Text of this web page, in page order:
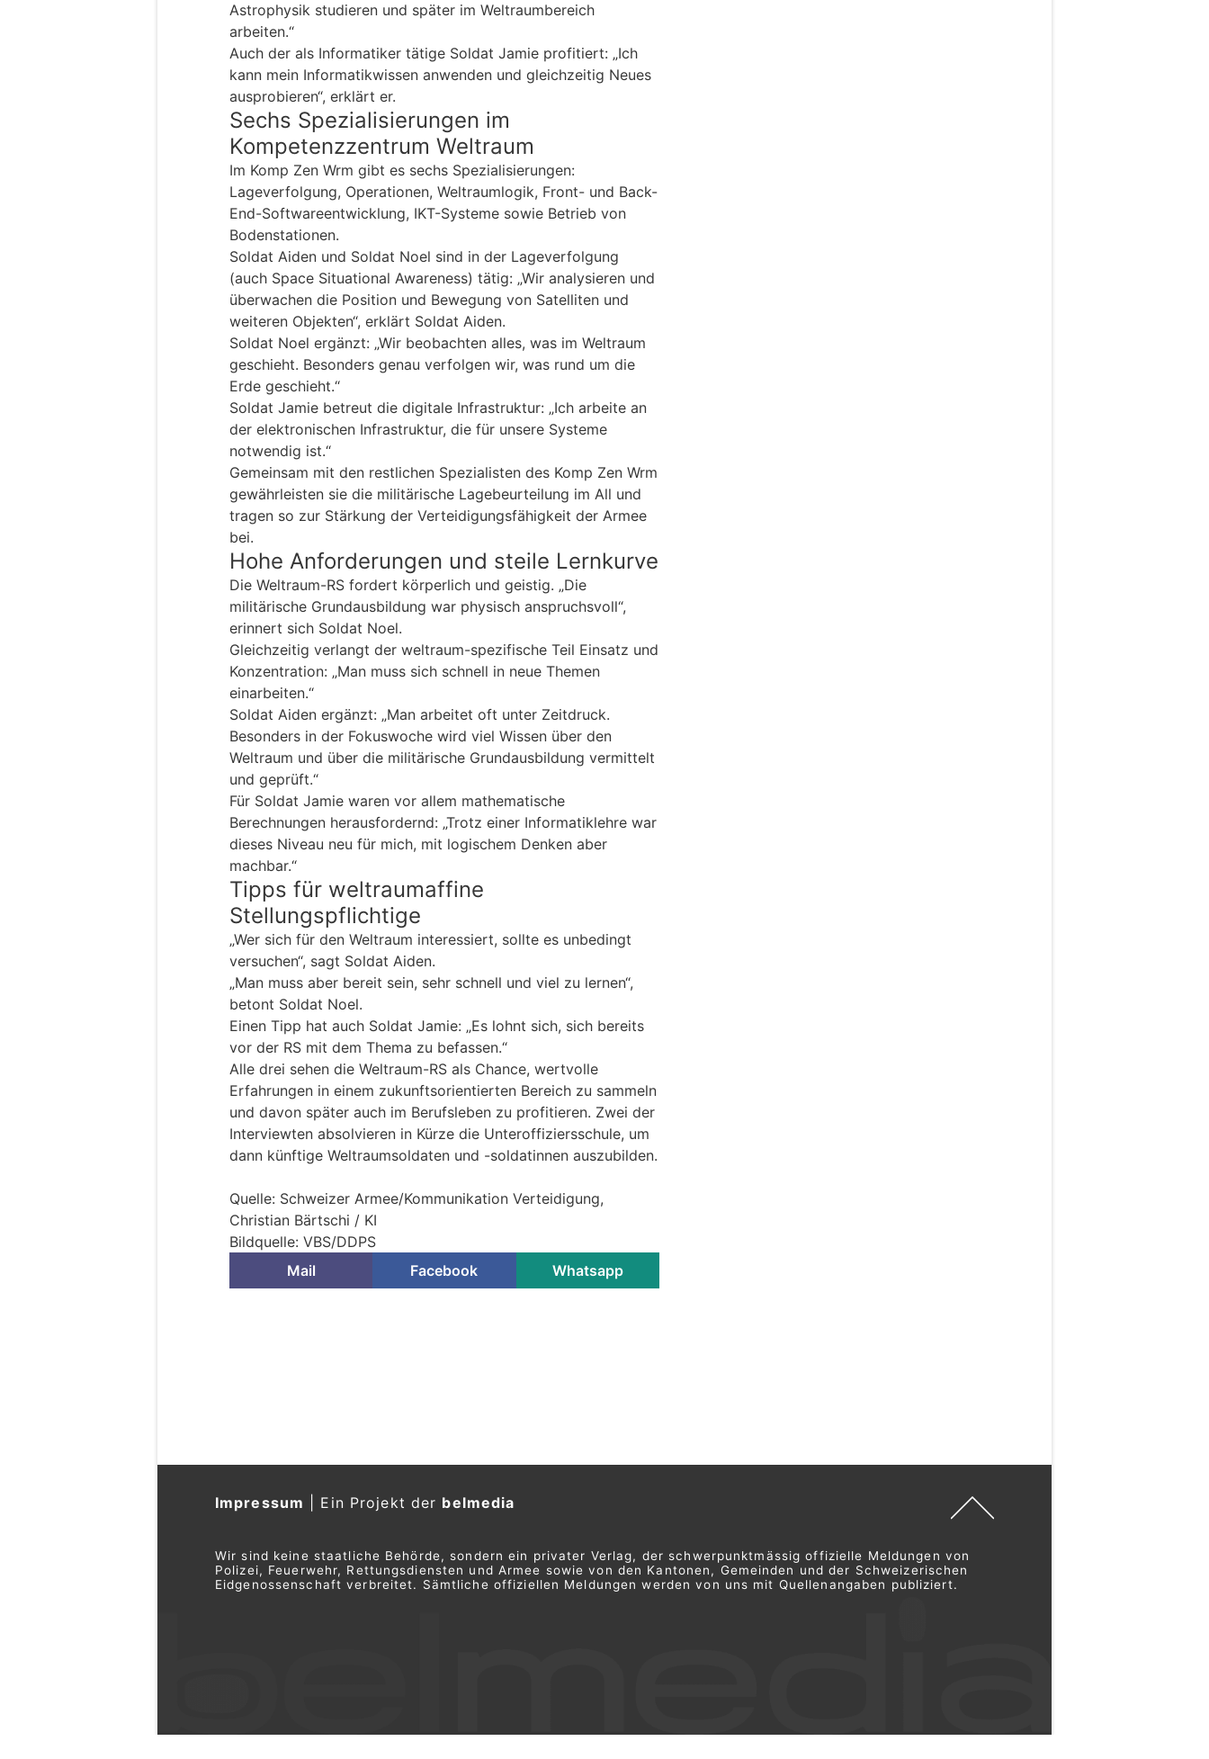
Astrophysik studieren und später im Weltraumbereich
arbeiten.“
Auch der als Informatiker tätige Soldat Jamie profitiert: „Ich
kann mein Informatikwissen anwenden und gleichzeitig Neues
ausprobieren“, erklärt er.
Sechs Spezialisierungen im
Kompetenzzentrum Weltraum
Im Komp Zen Wrm gibt es sechs Spezialisierungen:
Lageverfolgung, Operationen, Weltraumlogik, Front- und Back-
End-Softwareentwicklung, IKT-Systeme sowie Betrieb von
Bodenstationen.
Soldat Aiden und Soldat Noel sind in der Lageverfolgung
(auch Space Situational Awareness) tätig: „Wir analysieren und
überwachen die Position und Bewegung von Satelliten und
weiteren Objekten“, erklärt Soldat Aiden.
Soldat Noel ergänzt: „Wir beobachten alles, was im Weltraum
geschieht. Besonders genau verfolgen wir, was rund um die
Erde geschieht.“
Soldat Jamie betreut die digitale Infrastruktur: „Ich arbeite an
der elektronischen Infrastruktur, die für unsere Systeme
notwendig ist.“
Gemeinsam mit den restlichen Spezialisten des Komp Zen Wrm
gewährleisten sie die militärische Lagebeurteilung im All und
tragen so zur Stärkung der Verteidigungsfähigkeit der Armee
bei.
Hohe Anforderungen und steile Lernkurve
Die Weltraum-RS fordert körperlich und geistig. „Die
militärische Grundausbildung war physisch anspruchsvoll“,
erinnert sich Soldat Noel.
Gleichzeitig verlangt der weltraum-spezifische Teil Einsatz und
Konzentration: „Man muss sich schnell in neue Themen
einarbeiten.“
Soldat Aiden ergänzt: „Man arbeitet oft unter Zeitdruck.
Besonders in der Fokuswoche wird viel Wissen über den
Weltraum und über die militärische Grundausbildung vermittelt
und geprüft.“
Für Soldat Jamie waren vor allem mathematische
Berechnungen herausfordernd: „Trotz einer Informatiklehre war
dieses Niveau neu für mich, mit logischem Denken aber
machbar.“
Tipps für weltraumaffine
Stellungspflichtige
„Wer sich für den Weltraum interessiert, sollte es unbedingt
versuchen“, sagt Soldat Aiden.
„Man muss aber bereit sein, sehr schnell und viel zu lernen“,
betont Soldat Noel.
Einen Tipp hat auch Soldat Jamie: „Es lohnt sich, sich bereits
vor der RS mit dem Thema zu befassen.“
Alle drei sehen die Weltraum-RS als Chance, wertvolle
Erfahrungen in einem zukunftsorientierten Bereich zu sammeln
und davon später auch im Berufsleben zu profitieren. Zwei der
Interviewten absolvieren in Kürze die Unteroffiziersschule, um
dann künftige Weltraumsoldaten und -soldatinnen auszubilden.
Quelle: Schweizer Armee/Kommunikation Verteidigung,
Christian Bärtschi / KI
Bildquelle: VBS/DDPS
Mail
Facebook Whatsapp